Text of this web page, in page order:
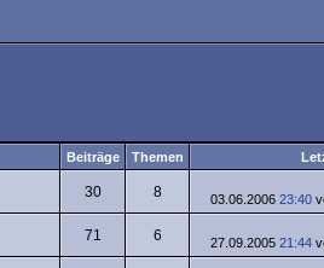
Beiträge Themen
30 8 03.06.2006 23:40
71 6 27.09.2005 21:44